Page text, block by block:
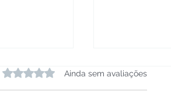
Avaliado com 0 de 5 estrelas.
Ainda sem avaliações